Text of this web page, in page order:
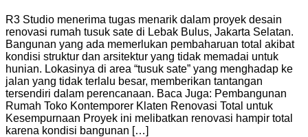
R3 Studio menerima tugas menarik dalam proyek desain
renovasi rumah tusuk sate di Lebak Bulus, Jakarta Selatan.
Bangunan yang ada memerlukan pembaharuan total akibat
kondisi struktur dan arsitektur yang tidak memadai untuk
hunian. Lokasinya di area “tusuk sate” yang menghadap ke
jalan yang tidak terlalu besar, memberikan tantangan
tersendiri dalam perencanaan. Baca Juga: Pembangunan
Rumah Toko Kontemporer Klaten Renovasi Total untuk
Kesempurnaan Proyek ini melibatkan renovasi hampir total
karena kondisi bangunan […]